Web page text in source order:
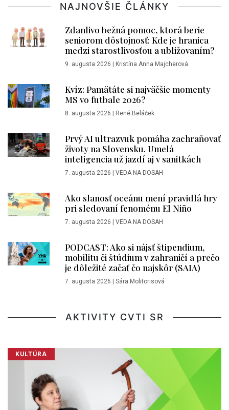
NAJNOVŠIE ČLÁNKY
Zdanlivo bežná pomoc, ktorá berie
seniorom dôstojnosť: Kde je hranica
medzi starostlivosťou a ubližovaním?
9. augusta 2026 | Kristína Anna Majcherová
Kvíz: Pamätáte si najväčšie momenty
MS vo futbale 2026?
8. augusta 2026 | René Beláček
Prvý AI ultrazvuk pomáha zachraňovať
životy na Slovensku. Umelá
inteligencia už jazdí aj v sanitkách
7. augusta 2026 | VEDA NA DOSAH
Ako slanosť oceánu mení pravidlá hry
pri sledovaní fenoménu El Niño
7. augusta 2026 | VEDA NA DOSAH
PODCAST: Ako si nájsť štipendium,
mobilitu či štúdium v zahraničí a prečo
je dôležité začať čo najskôr (SAIA)
7. augusta 2026 | Sára Molitorisová
AKTIVITY CVTI SR
KULTÚRA